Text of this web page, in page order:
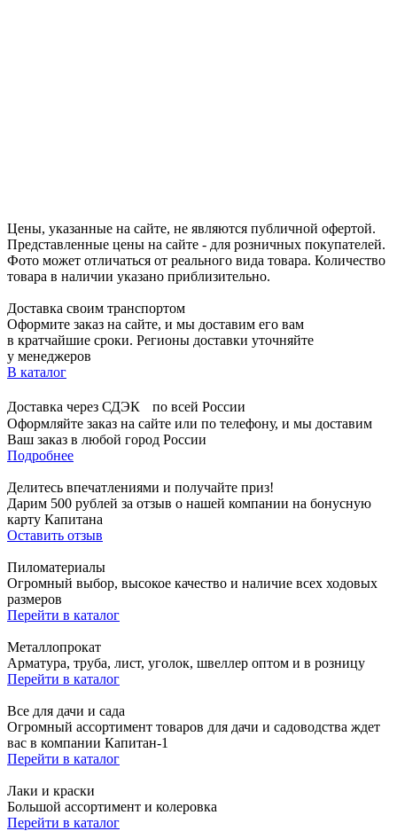
Цены, указанные на сайте, не являются публичной офертой.
Представленные цены на сайте - для розничных покупателей.
Фото может отличаться от реального вида товара. Количество
товара в наличии указано приблизительно.
Доставка своим транспортом
Оформите заказ на сайте, и мы доставим его вам
в кратчайшие сроки. Регионы доставки уточняйте
у менеджеров
В каталог
Доставка через СДЭК по всей России
Оформляйте заказ на сайте или по телефону, и мы доставим
Ваш заказ в любой город России
Подробнее
Делитесь впечатлениями и получайте приз!
Дарим 500 рублей за отзыв о нашей компании на бонусную
карту Капитана
Оставить отзыв
Пиломатериалы
Огромный выбор, высокое качество и наличие всех ходовых
размеров
Перейти в каталог
Металлопрокат
Арматура, труба, лист, уголок, швеллер оптом и в розницу
Перейти в каталог
Все для дачи и сада
Огромный ассортимент товаров для дачи и садоводства ждет
вас в компании Капитан-1
Перейти в каталог
Лаки и краски
Большой ассортимент и колеровка
Перейти в каталог